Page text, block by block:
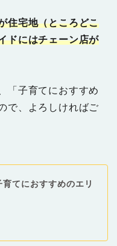
住宅地（ところどこ
ドにはチェーン店が
「子育てにおすすめ
で、よろしければご
育てにおすすめのエリ